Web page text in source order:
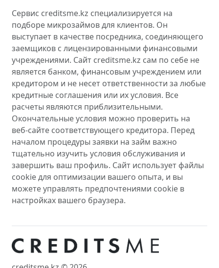
Сервис creditsme.kz специализируется на
подборе микрозаймов для клиентов. Он
выступает в качестве посредника, соединяющего
заемщиков с лицензированными финансовыми
учреждениями. Сайт creditsme.kz сам по себе не
является банком, финансовым учреждением или
кредитором и не несет ответственности за любые
кредитные соглашения или их условия. Все
расчеты являются приблизительными.
Окончательные условия можно проверить на
веб-сайте соответствующего кредитора. Перед
началом процедуры заявки на займ важно
тщательно изучить условия обслуживания и
завершить ваш профиль. Сайт использует файлы
cookie для оптимизации вашего опыта, и вы
можете управлять предпочтениями cookie в
настройках вашего браузера.